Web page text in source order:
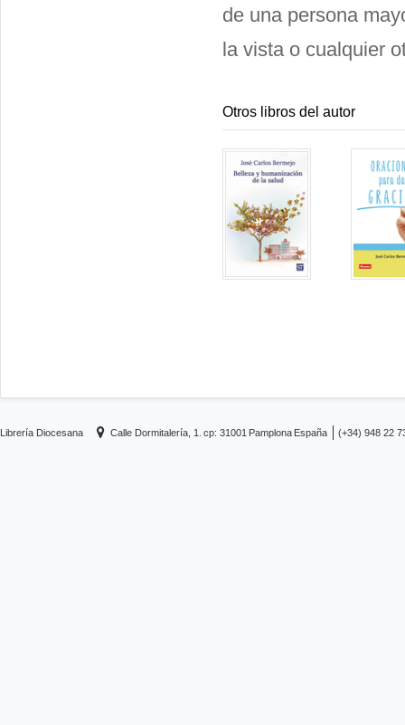
de una persona
la vista o cualquier
Otros libros del autor
Librería Diocesana Calle Dormitalería, 1. cp: 31001 Pamplona España (+34) 948 22